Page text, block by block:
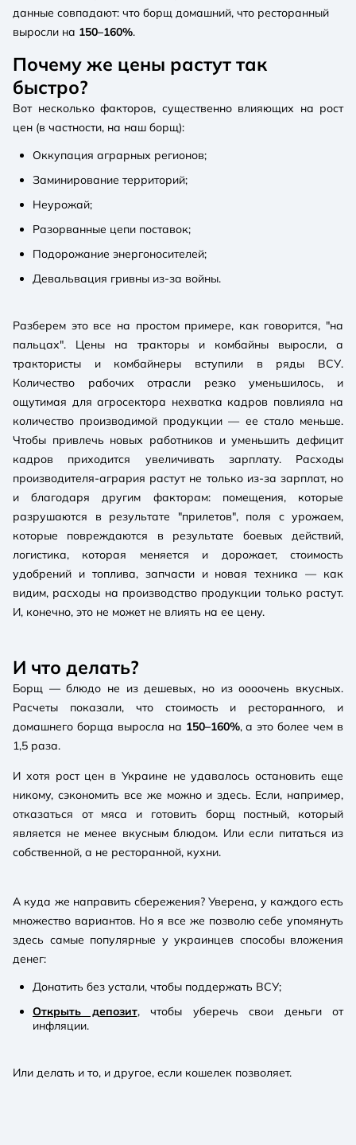
данные совпадают: что борщ домашний, что ресторанный
выросли на 150–160%.
Почему же цены растут так
быстро?
Вот несколько факторов, существенно влияющих на рост
цен (в частности, на наш борщ):
Оккупация аграрных регионов;
Заминирование территорий;
Неурожай;
Разорванные цепи поставок;
Подорожание энергоносителей;
Девальвация гривны из-за войны.
Разберем это все на простом примере, как говорится, "на
пальцах". Цены на тракторы и комбайны выросли, а
трактористы и комбайнеры вступили в ряды ВСУ.
Количество рабочих отрасли резко уменьшилось, и
ощутимая для агросектора нехватка кадров повлияла на
количество производимой продукции — ее стало меньше.
Чтобы привлечь новых работников и уменьшить дефицит
кадров приходится увеличивать зарплату. Расходы
производителя-агрария растут не только из-за зарплат, но
и благодаря другим факторам: помещения, которые
разрушаются в результате "прилетов", поля с урожаем,
которые повреждаются в результате боевых действий,
логистика, которая меняется и дорожает, стоимость
удобрений и топлива, запчасти и новая техника — как
видим, расходы на производство продукции только растут.
И, конечно, это не может не влиять на ее цену.
И что делать?
Борщ — блюдо не из дешевых, но из оооочень вкусных.
Расчеты показали, что стоимость и ресторанного, и
домашнего борща выросла на 150–160%, а это более чем в
1,5 раза.
И хотя рост цен в Украине не удавалось остановить еще
никому, сэкономить все же можно и здесь. Если, например,
отказаться от мяса и готовить борщ постный, который
является не менее вкусным блюдом. Или если питаться из
собственной, а не ресторанной, кухни.
А куда же направить сбережения? Уверена, у каждого есть
множество вариантов. Но я все же позволю себе упомянуть
здесь самые популярные у украинцев способы вложения
денег:
Донатить без устали, чтобы поддержать ВСУ;
Открыть депозит, чтобы уберечь свои деньги от
инфляции.
Или делать и то, и другое, если кошелек позволяет.